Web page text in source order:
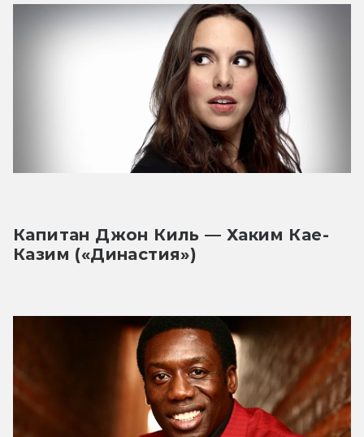
Капитан Джон Киль — Хаким Кае-
Казим («Династия»)